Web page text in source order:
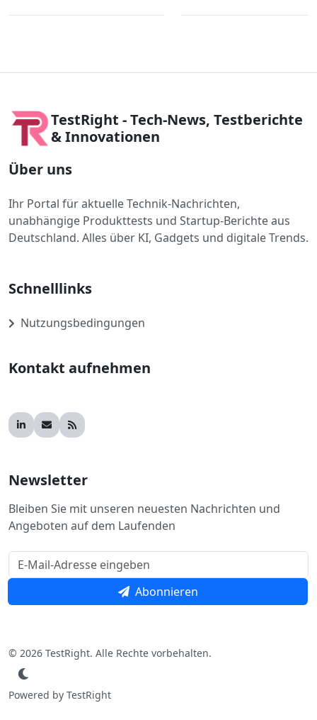
TestRight - Tech-News, Testberichte
& Innovationen
Über uns
Ihr Portal für aktuelle Technik-Nachrichten,
unabhängige Produkttests und Startup-Berichte aus
Deutschland. Alles über KI, Gadgets und digitale Trends.
Schnelllinks
Nutzungsbedingungen
Kontakt aufnehmen
Newsletter
Bleiben Sie mit unseren neuesten Nachrichten und
Angeboten auf dem Laufenden
Abonnieren
© 2026 TestRight. Alle Rechte vorbehalten.
Powered by TestRight